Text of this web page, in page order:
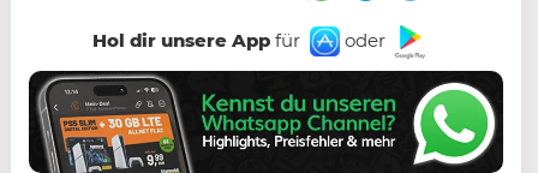
Hol dir unsere Appfür oder